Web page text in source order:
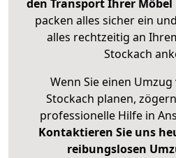
den Transport Ihrer
packen alles sicher ein
alles rechtzeitig an
Stockach
Wenn Sie einen
Stockach planen,
professionelle Hilfe in
Kontaktieren Sie uns
reibungslosen